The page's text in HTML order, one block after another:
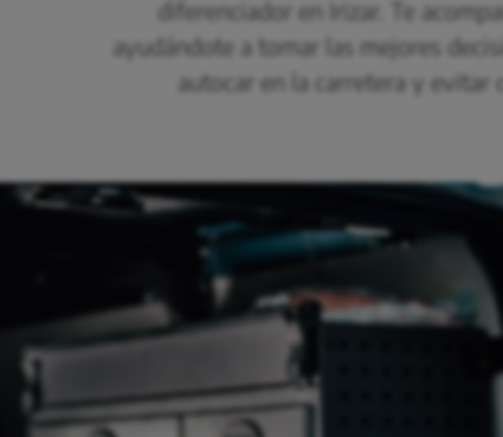
diferenciador en Irizar. Te
ayudándote a tomar las mejores
autocar en la carretera y evitar